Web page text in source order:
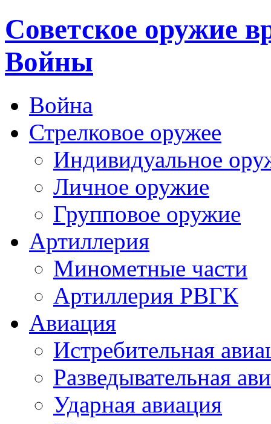
Cоветское оружие
Войны
Война
Стрелковое оружее
Индивидуальное
Личное оружие
Групповое оружие
Артиллерия
Минометные части
Артиллерия РВГК
Авиация
Истребительная
Разведывательная
Ударная авиация